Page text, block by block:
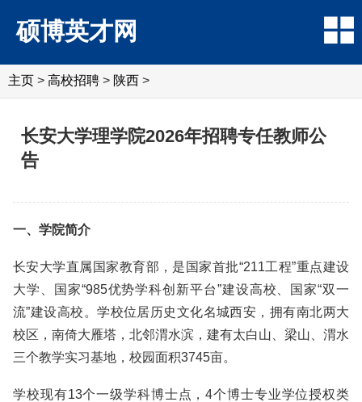
硕博英才网
主页 > 高校招聘 > 陕西 >
长安大学理学院2026年招聘专任教师公
告
一、学院简介
长安大学直属国家教育部，是国家首批“211工程”重点建设
大学、国家“985优势学科创新平台”建设高校、国家“双一
流”建设高校。学校位居历史文化名城西安，拥有南北两大
校区，南倚大雁塔，北邻渭水滨，建有太白山、梁山、渭水
三个教学实习基地，校园面积3745亩。
学校现有13个一级学科博士点，4个博士专业学位授权类